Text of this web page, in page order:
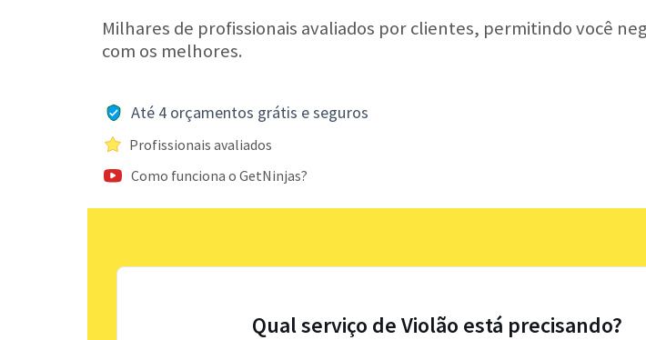
Milhares de profissionais avaliados por clientes, permitindo você
com os melhores.
Até 4 orçamentos grátis e seguros
Profissionais avaliados
Como funciona o GetNinjas?
Qual serviço de Violão está precisando?